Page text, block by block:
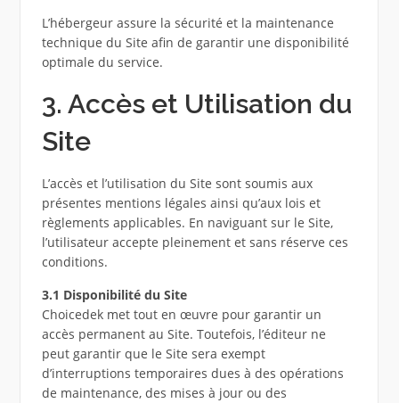
L’hébergeur assure la sécurité et la maintenance
technique du Site afin de garantir une disponibilité
optimale du service.
3. Accès et Utilisation du
Site
L’accès et l’utilisation du Site sont soumis aux
présentes mentions légales ainsi qu’aux lois et
règlements applicables. En naviguant sur le Site,
l’utilisateur accepte pleinement et sans réserve ces
conditions.
3.1 Disponibilité du Site
Choicedek met tout en œuvre pour garantir un
accès permanent au Site. Toutefois, l’éditeur ne
peut garantir que le Site sera exempt
d’interruptions temporaires dues à des opérations
de maintenance, des mises à jour ou des